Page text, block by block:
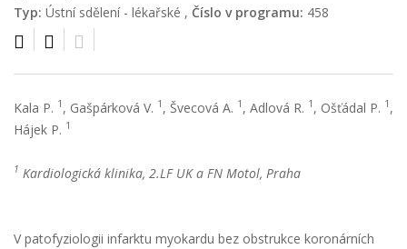
Typ: Ústní sdělení - lékařské , Číslo v programu: 458
Kala P. 1 , Gašpárková V. 1 , Švecová A. 1 , Adlová R. 1 , Ošťádal P. 1 ,
Hájek P. 1
1 Kardiologická klinika, 2.LF UK a FN Motol, Praha
V patofyziologii infarktu myokardu bez obstrukce koronárních